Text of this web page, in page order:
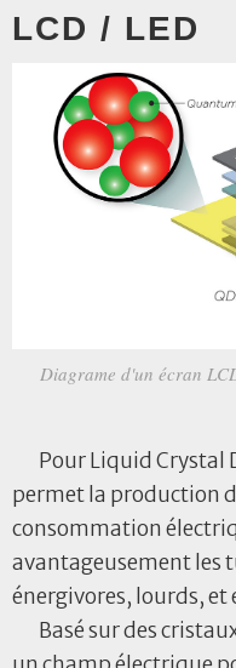
LCD / LED
Diagrame d'un écran
Pour Liquid Crystal
permet la production
consommation
avantageusement les
énergivores, lourds, et
Basé sur des